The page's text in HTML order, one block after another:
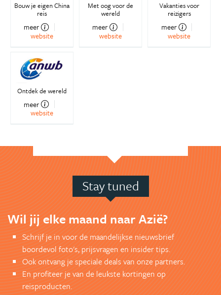
Bouw je eigen China
reis
meer
website
Met oog voor de
wereld
meer
website
Vakanties voor
reizigers
meer
website
Ontdek de wereld
meer
website
Stay tuned
Wil jij elke maand naar Azië?
Schrijf je in voor de maandelijkse nieuwsbrief
boordevol foto's, prijsvragen en insider tips.
Ook ontvang je speciale deals van onze partners.
En profiteer je van de leukste kortingen op
reisproducten.